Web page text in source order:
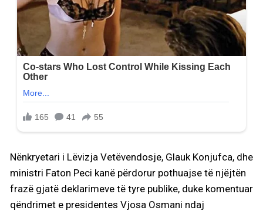
Nënkryetari i Lëvizja Vetëvendosje, Glauk Konjufca, dhe
ministri Faton Peci kanë përdorur pothuajse të njëjtën
frazë gjatë deklarimeve të tyre publike, duke komentuar
qëndrimet e presidentes Vjosa Osmani ndaj